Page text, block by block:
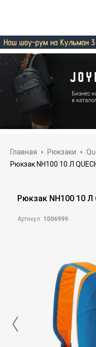
Главная › Рюкзаки ›
Рюкзак NH100 10 Л
Рюкзак NH100 10 Л
Артикул: 1006999